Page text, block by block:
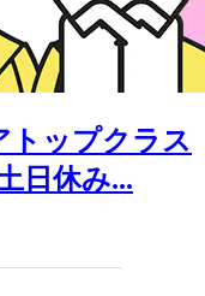
トップクラス
日休み...